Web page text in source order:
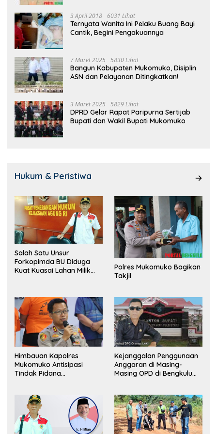
3 April 2018 6031 Lihat
Ternyata Wanita Ini Pelaku Buang Bayi
Cantik, Begini Pengakuannya
7 Maret 2025 5830 Lihat
Bangun Kabupaten Mukomuko, Disiplin
ASN dan Pelayanan Ditingkatkan!
3 Maret 2025 5829 Lihat
DPRD Gelar Rapat Paripurna Sertijab
Bupati dan Wakil Bupati Mukomuko
Hukum & Peristiwa
Salah Satu Unsur
Forkopimda BU Diduga
Kuat Kuasai Lahan Milik
Polres Mukomuko Bagikan
Takjil
Himbauan Kapolres
Mukomuko Antisipasi
Tindak Pidana
Kejanggalan Penggunaan
Anggaran di Masing-
Masing OPD di Bengkulu